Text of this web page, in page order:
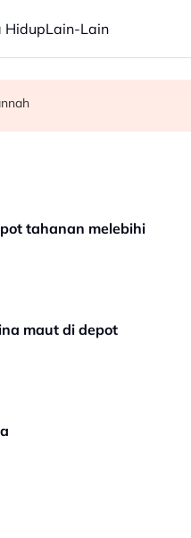
HidupLain-Lain
tahanan melebihi
maut di depot